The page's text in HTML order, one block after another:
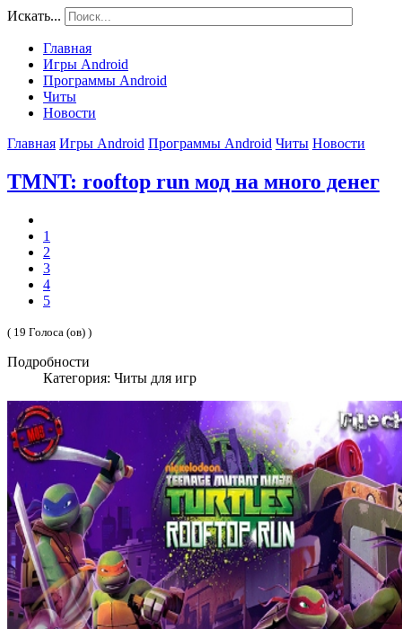
Искать...
Главная
Игры Android
Программы Android
Читы
Новости
Главная Игры Android Программы Android Читы Новости
TMNT: rooftop run мод на много денег
1
2
3
4
5
( 19 Голоса (ов) )
Подробности
Категория: Читы для игр